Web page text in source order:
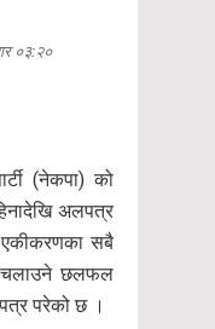
०३:२०
(नेकपा) को
अलपत्र
सबै
चलाउने छलफल
परेको छ ।